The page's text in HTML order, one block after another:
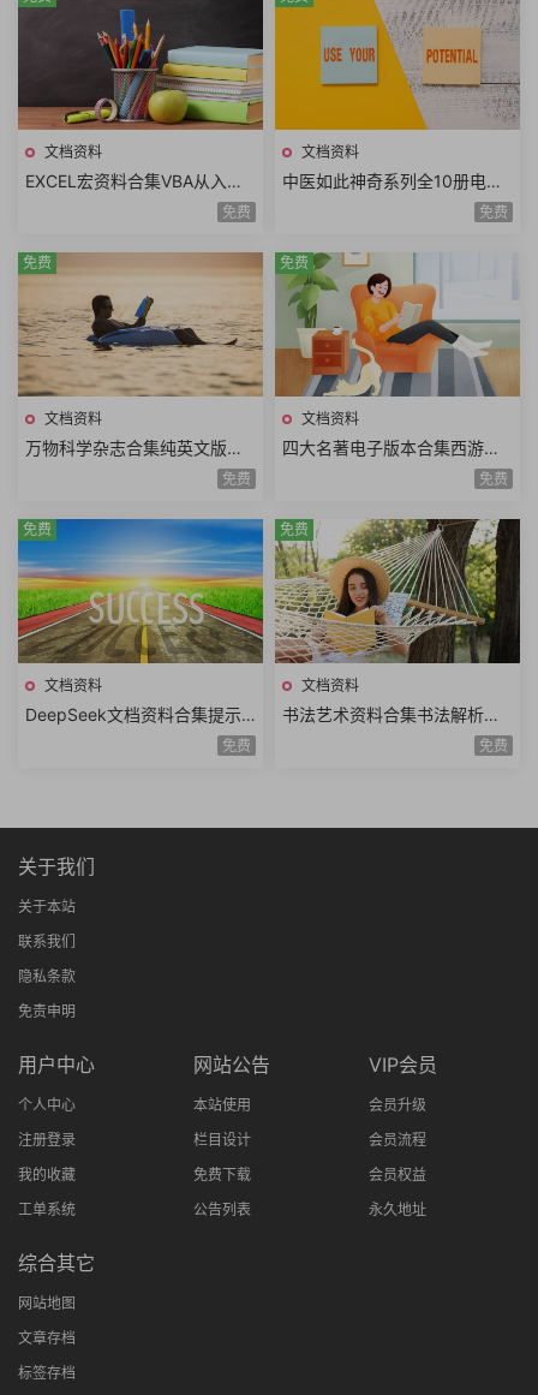
文档资料
EXCEL宏资料合集VBA从入门
到精通一键搞定Excel最强教科
免费
文档资料
中医如此神奇系列全10册电子
高清版拔罐刮痧食疗药膳熏蒸
免费
文档资料
万物科学杂志合集纯英文版青
少年科普读物PDF电子版HowIt
免费
免费
文档资料
四大名著电子版本合集西游记
红楼梦水浒传三国演义漫画版
免费
免费
文档资料
DeepSeek文档资料合集提示
词技巧高效提问模板DeepSee
免费
免费
文档资料
书法艺术资料合集书法解析书
法结构字帖临摹书法鉴赏书法
免费
免费
关于我们
关于本站
联系我们
隐私条款
免责申明
用户中心
个人中心
注册登录
我的收藏
工单系统
网站公告
本站使用
栏目设计
免费下载
公告列表
VIP会员
会员升级
会员流程
会员权益
永久地址
综合其它
网站地图
文章存档
标签存档